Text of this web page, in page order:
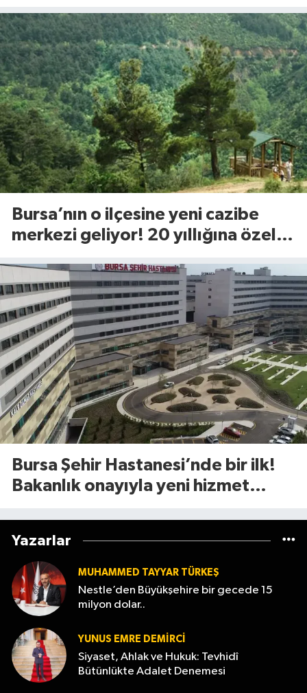
Bursa’nın o ilçesine yeni cazibe
merkezi geliyor! 20 yıllığına özel
Bursa Şehir Hastanesi’nde bir ilk!
Bakanlık onayıyla yeni hizmet
Yazarlar
MUHAMMED TAYYAR TÜRKEŞ
Nestle’den Büyükşehire bir gecede 15
milyon dolar..
YUNUS EMRE DEMIRCI
Siyaset, Ahlak ve Hukuk: Tevhidî
Bütünlükte Adalet Denemesi